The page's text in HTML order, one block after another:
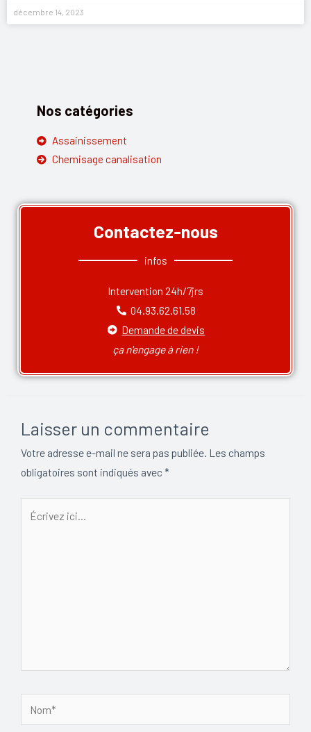
décembre 14, 2023
Nos catégories
Assainissement
Chemisage canalisation
Contactez-nous
infos
Intervention 24h/7jrs
04.93.62.61.58
Demande de devis
ça n'engage à rien !
Laisser un commentaire
Votre adresse e-mail ne sera pas publiée. Les champs
obligatoires sont indiqués avec *